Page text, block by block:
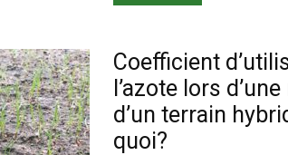
Coefficient
l’azote lors
d’un terrain
quoi?